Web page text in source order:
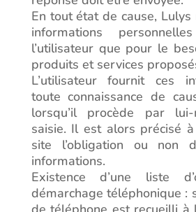
En tout état de cause, Lulys
informations
l’utilisateur que pour le
produits et services
L’utilisateur fournit ces
toute connaissance de
lorsqu’il procède par
saisie. Il est alors précisé
site l’obligation ou non
informations.
Existence d’une liste
démarchage téléphonique :